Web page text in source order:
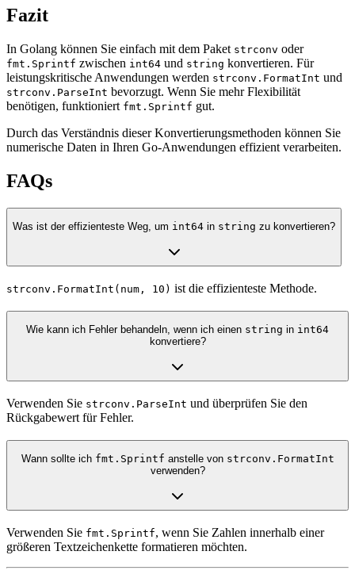
Fazit
In Golang können Sie einfach mit dem Paket strconv oder
fmt.Sprintf zwischen int64 und string konvertieren. Für
leistungskritische Anwendungen werden strconv.FormatInt und
strconv.ParseInt bevorzugt. Wenn Sie mehr Flexibilität
benötigen, funktioniert fmt.Sprintf gut.
Durch das Verständnis dieser Konvertierungsmethoden können Sie
numerische Daten in Ihren Go-Anwendungen effizient verarbeiten.
FAQs
Was ist der effizienteste Weg, um int64 in string zu konvertieren?
strconv.FormatInt(num, 10) ist die effizienteste Methode.
Wie kann ich Fehler behandeln, wenn ich einen string in int64
konvertiere?
Verwenden Sie strconv.ParseInt und überprüfen Sie den
Rückgabewert für Fehler.
Wann sollte ich fmt.Sprintf anstelle von strconv.FormatInt
verwenden?
Verwenden Sie fmt.Sprintf, wenn Sie Zahlen innerhalb einer
größeren Textzeichenkette formatieren möchten.